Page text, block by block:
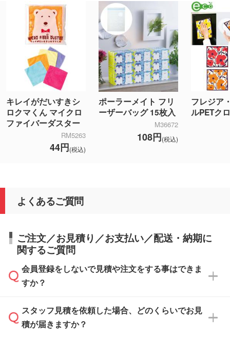
キレイがだいすきシ
ロクマくん マイクロ
ファイバーダスター
RM5263
44円(税込)
ポーラーメイト フリ
ーザーバッグ 15枚入
M36672
108円(税込)
フレジア
ルPETク
よくあるご質問
ご注文／お見積り／お支払い／配送・納期に
関するご質問
会員登録をしないで見積や注文をする事はできま
すか？
可能です。見積・注文フォームにて『ゲストの
まま進む』ボタンからお進みのうえ、ご依頼く
スタッフ見積を依頼した場合、どのくらいでお見
積が届きますか？